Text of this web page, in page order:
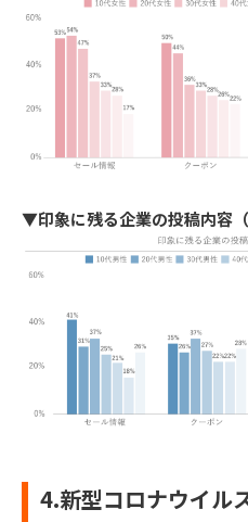
▼印象に残る企業の投稿内容（
4.新型コロナウイル